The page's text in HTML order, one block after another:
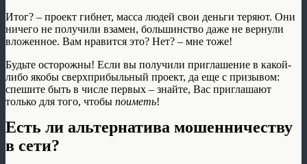
Итог? – проект гибнет, масса людей свои деньги теряют. Они
ничего не получили взамен, большинство даже не вернули
вложенное. Вам нравится это? Нет? – мне тоже!
Будьте осторожны! Если вы получили приглашение в какой-
либо якобы сверхприбыльный проект, да еще с призывом:
спешите быть в числе первых – знайте, Вас приглашают
только для того, чтобы поиметь!
Есть ли альтернатива мошенничеству
в сети?